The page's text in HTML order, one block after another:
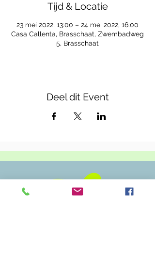
Tijd & Locatie
23 mei 2022, 13:00 – 24 mei 2022, 16:00
Casa Callenta, Brasschaat, Zwembadweg
5, Brasschaat
Deel dit Event